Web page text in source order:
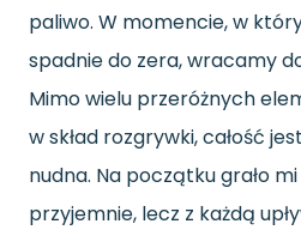
paliwo. W momencie, w
spadnie do zera, wracamy
Mimo wielu przeróżnych
w skład rozgrywki, całość
nudna. Na początku grało
przyjemnie, lecz z każdą